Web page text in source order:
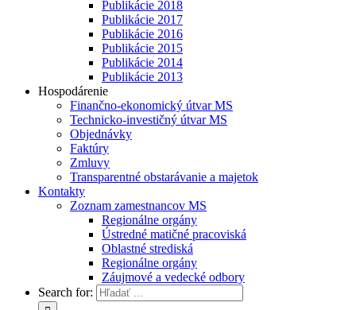
Publikácie 2018
Publikácie 2017
Publikácie 2016
Publikácie 2015
Publikácie 2014
Publikácie 2013
Hospodárenie
Finančno-ekonomický útvar MS
Technicko-investičný útvar MS
Objednávky
Faktúry
Zmluvy
Transparentné obstarávanie a majetok
Kontakty
Zoznam zamestnancov MS
Regionálne orgány
Ústredné matičné pracoviská
Oblastné strediská
Regionálne orgány
Záujmové a vedecké odbory
Search for: